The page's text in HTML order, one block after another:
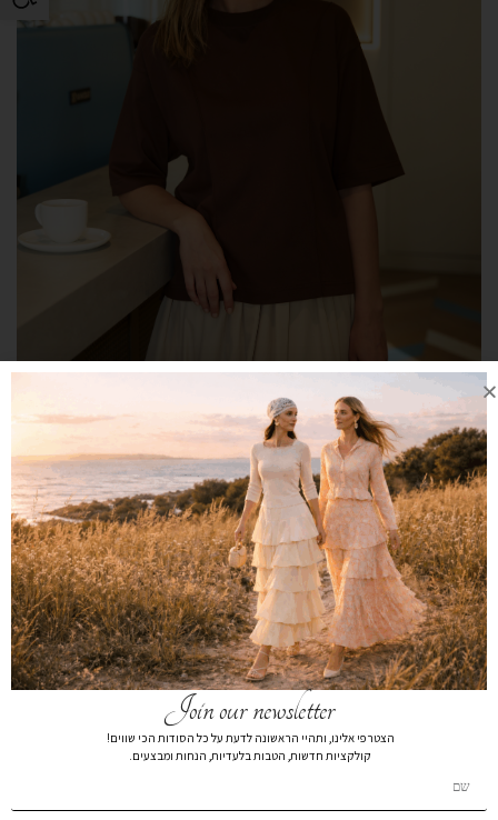
חולצת טישירט אוברסייז חום
₪219
₪179 חולצת טישירט אוברסייז 2540
צבע
M
L
XL
הוספה לסל
Join our newsletter
הצטרפי אלינו, ותהיי הראשונה לדעת על כל הסודות הכי שווים!
קולקציות חדשות, הטבות בלעדיות, הנחות ומבצעים.